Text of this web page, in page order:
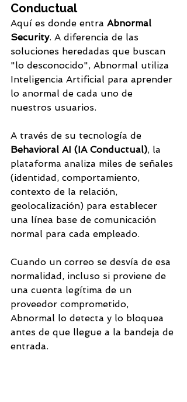
Conductual
Aquí es donde entra Abnormal
Security. A diferencia de las
soluciones heredadas que buscan
"lo desconocido", Abnormal utiliza
Inteligencia Artificial para aprender
lo anormal de cada uno de
nuestros usuarios.
A través de su tecnología de
Behavioral AI (IA Conductual), la
plataforma analiza miles de señales
(identidad, comportamiento,
contexto de la relación,
geolocalización) para establecer
una línea base de comunicación
normal para cada empleado.
Cuando un correo se desvía de esa
normalidad, incluso si proviene de
una cuenta legítima de un
proveedor comprometido,
Abnormal lo detecta y lo bloquea
antes de que llegue a la bandeja de
entrada.